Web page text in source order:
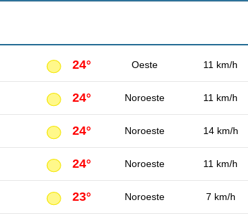
24° Oeste 11 km/h
24° Noroeste 11 km/h
24° Noroeste 14 km/h
24° Noroeste 11 km/h
23° Noroeste 7 km/h